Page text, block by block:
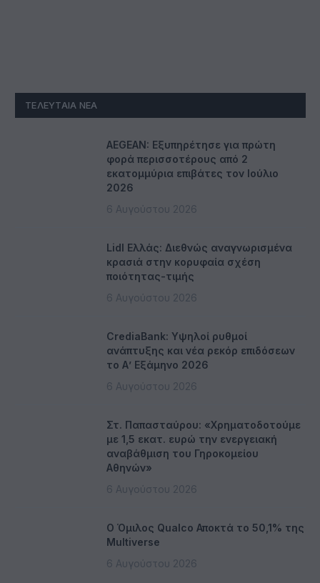
ΤΕΛΕΥΤΑΊΑ ΝΈΑ
AEGEAN: Εξυπηρέτησε για πρώτη
φορά περισσοτέρους από 2
εκατομμύρια επιβάτες τον Ιούλιο
2026
6 Αυγούστου 2026
Lidl Ελλάς: Διεθνώς αναγνωρισμένα
κρασιά στην κορυφαία σχέση
ποιότητας-τιμής
6 Αυγούστου 2026
CrediaBank: Υψηλοί ρυθμοί
ανάπτυξης και νέα ρεκόρ επιδόσεων
το Α’ Εξάμηνο 2026
6 Αυγούστου 2026
Στ. Παπασταύρου: «Χρηματοδοτούμε
με 1,5 εκατ. ευρώ την ενεργειακή
αναβάθμιση του Γηροκομείου
Αθηνών»
6 Αυγούστου 2026
Ο Όμιλος Qualco Αποκτά το 50,1% της
Multiverse
6 Αυγούστου 2026